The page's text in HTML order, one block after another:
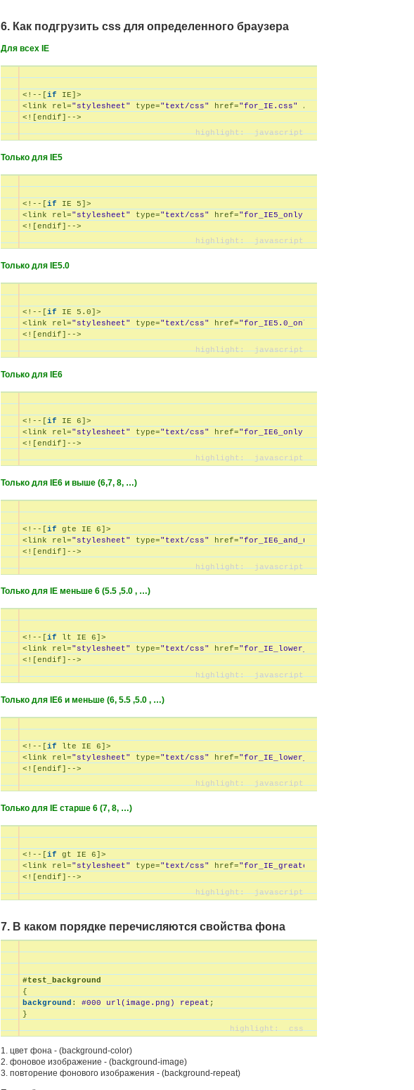
6. Как подгрузить css для определенного браузера
Для всех IE
<!--[ if IE]>
<link rel="stylesheet" type="text/css" href="for_IE.css"
/>
Только для IE5
<!--[if IE 5]>
<link rel="stylesheet" type="text/css" href="for_IE5_only.css"
Только для IE5.0
<!--[ if IE 5.0 ]>
<link rel="stylesheet" type="text/css" href="for_IE5.0_only.css"
Только для IE6
<!--[if IE 6]>
<link rel="stylesheet" type="text/css" href="for_IE6_only.css"
Только для IE6 и выше (6,7, 8, …)
<!--[if gte IE 6]>
<link rel="stylesheet" type="text/css" href="for_IE6_and_up.css"
Только для IE меньше 6 (5.5 ,5.0 , …)
<!--[ if lt IE 6 ]>
<link rel="stylesheet" type="text/css" href="for_IE_lower_6.css"
Только для IE6 и меньше (6, 5.5 ,5.0 , …)
<!--[if lte IE 6]>
<link rel="stylesheet" type="text/css" href="for_IE_lower_6_or_equal.css"
Только для IE старше 6 (7, 8, …)
<!--[ if gt IE 6 ]>
<link rel="stylesheet" type="text/css" href="for_IE_greater_than_6.css"
7. В каком порядке перечисляются свойства фона
#test_background
background : #000 url(image.png ) repeat ;
}
1. цвет фона - (background-color)
2. фоновое изображение - (background-image)
3. повторение фонового изображения - (background-repeat)